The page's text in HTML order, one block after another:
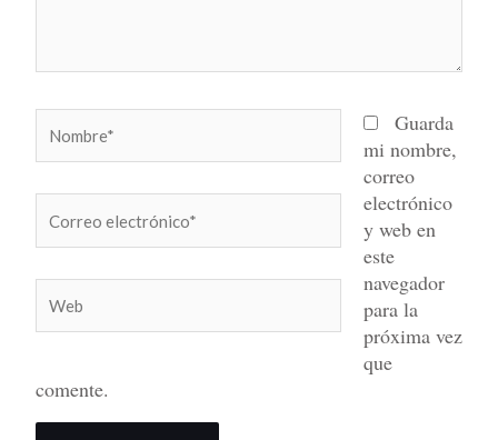
electrónico*
Guarda
mi nombre,
correo
electrónico
y web en
este
navegador
para la
próxima vez
que
comente.